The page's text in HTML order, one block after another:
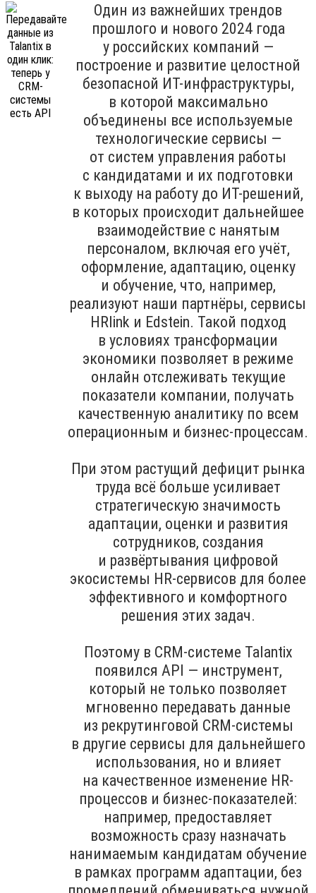
Один из важнейших трендов
прошлого и нового 2024 года
у российских компаний —
построение и развитие целостной
безопасной ИТ-инфраструктуры,
в которой максимально
объединены все используемые
технологические сервисы —
от систем управления работы
с кандидатами и их подготовки
к выходу на работу до ИТ-решений,
в которых происходит дальнейшее
взаимодействие с нанятым
персоналом, включая его учёт,
оформление, адаптацию, оценку
и обучение, что, например,
реализуют наши партнёры, сервисы
HRlink и Edstein. Такой подход
в условиях трансформации
экономики позволяет в режиме
онлайн отслеживать текущие
показатели компании, получать
качественную аналитику по всем
операционным и бизнес-процессам.
При этом растущий дефицит рынка
труда всё больше усиливает
стратегическую значимость
адаптации, оценки и развития
сотрудников, создания
и развёртывания цифровой
экосистемы HR-сервисов для более
эффективного и комфортного
решения этих задач.
Поэтому в CRM-системе Talantix
появился API — инструмент,
который не только позволяет
мгновенно передавать данные
из рекрутинговой CRM-системы
в другие сервисы для дальнейшего
использования, но и влияет
на качественное изменение HR-
процессов и бизнес-показателей:
например, предоставляет
возможность сразу назначать
нанимаемым кандидатам обучение
в рамках программ адаптации, без